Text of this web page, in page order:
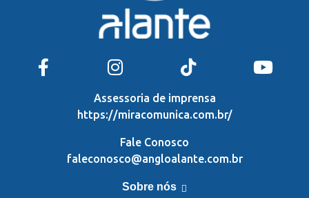
Assessoria de imprensa
https://miracomunica.com.br/
Fale Conosco
faleconosco@angloalante.com.br
Sobre nós